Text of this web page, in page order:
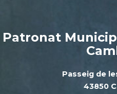
Patronat
Passeig de
43850